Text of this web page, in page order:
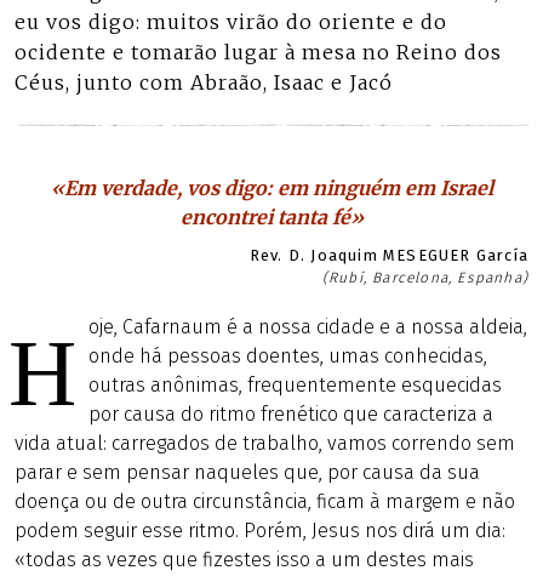
eu vos digo: muitos virão do oriente e do
ocidente e tomarão lugar à mesa no Reino dos
Céus, junto com Abraão, Isaac e Jacó
«Em verdade, vos digo: em ninguém em Israel
encontrei tanta fé»
Rev. D. Joaquim MESEGUER García
(Rubí, Barcelona, Espanha)
H
oje, Cafarnaum é a nossa cidade e a nossa aldeia,
onde há pessoas doentes, umas conhecidas,
outras anônimas, frequentemente esquecidas
por causa do ritmo frenético que caracteriza a
vida atual: carregados de trabalho, vamos correndo sem
parar e sem pensar naqueles que, por causa da sua
doença ou de outra circunstância, ficam à margem e não
podem seguir esse ritmo. Porém, Jesus nos dirá um dia:
«todas as vezes que fizestes isso a um destes mais